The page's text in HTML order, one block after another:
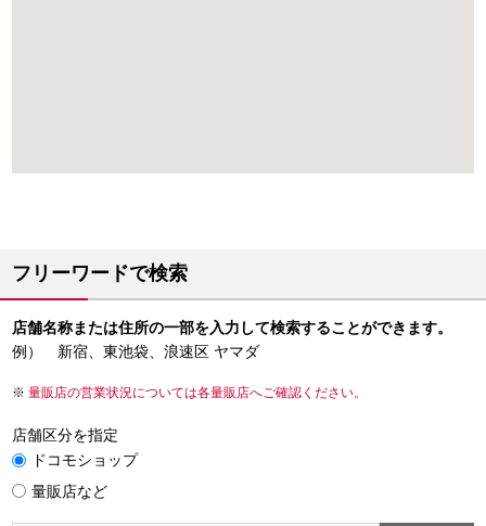
フリーワードで検索
店舗名称または住所の一部を入力して検索することができます。
例） 新宿、東池袋、浪速区 ヤマダ
量販店の営業状況については各量販店へご確認ください。
店舗区分を指定
ドコモショップ
量販店など